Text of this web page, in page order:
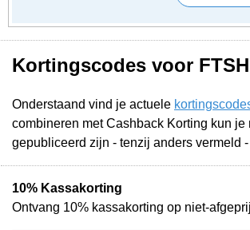
Kortingscodes voor
Onderstaand vind je actuele
combineren met Cashback Korting kun
gepubliceerd zijn - tenzij anders vermeld
10% Kassakorting
Ontvang 10% kassakorting op niet-